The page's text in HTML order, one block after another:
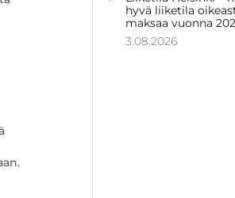
hyvä liiketila
maksaa vuonna
3.08.2026